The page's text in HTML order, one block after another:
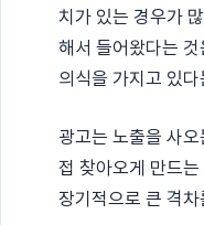
치가 있는 경우가
해서 들어왔다는
의식을 가지고 있
광고는 노출을 사
접 찾아오게 만드
장기적으로 큰 격